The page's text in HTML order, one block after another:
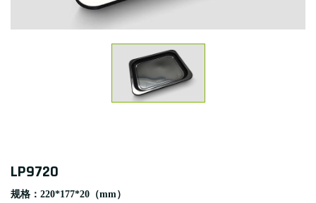
LP9720
规格：220*177*20（mm）